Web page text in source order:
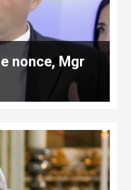
nonce, Mgr